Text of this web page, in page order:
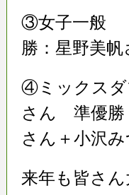
③女子一
勝：星野美
④ミックス
さん 準優勝
さん＋小沢
来年も皆さ